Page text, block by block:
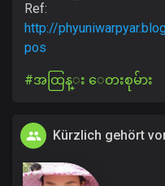
Ref:
http://
pos
#အထြန္း ေတးစုမ်ား
Kürzlich gehört